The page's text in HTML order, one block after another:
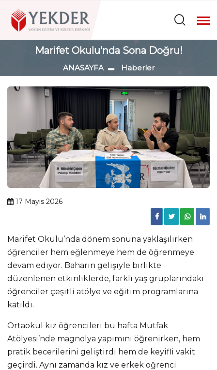
Marifet Okulu’nda Sona Doğru!
ANASAYFA Haberler
17 Mayıs 2026
Marifet Okulu’nda dönem sonuna yaklaşılırken
öğrenciler hem eğlenmeye hem de öğrenmeye
devam ediyor. Baharın gelişiyle birlikte
düzenlenen etkinliklerde, farklı yaş gruplarındaki
öğrenciler çeşitli atölye ve eğitim programlarına
katıldı.
Ortaokul kız öğrencileri bu hafta Mutfak
Atölyesi’nde magnolya yapımını öğrenirken, hem
pratik becerilerini geliştirdi hem de keyifli vakit
geçirdi. Aynı zamanda kız ve erkek öğrenci